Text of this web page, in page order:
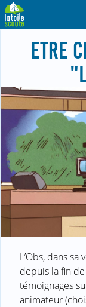
ETRE
L’Obs, dans
depuis la fin
témoignages
animateur